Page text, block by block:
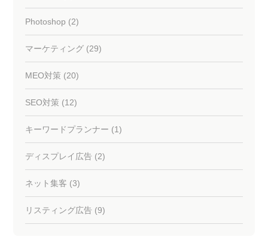
Photoshop (2)
マーケティング (29)
MEO対策 (20)
SEO対策 (12)
キーワードプランナー (1)
ディスプレイ広告 (2)
ネット集客 (3)
リスティング広告 (9)